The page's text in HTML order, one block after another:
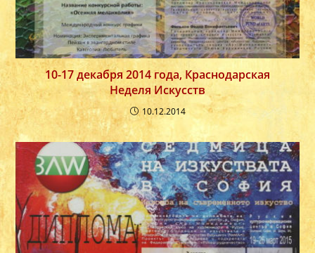
10-17 декабря 2014 года, Краснодарская
Неделя Искусств
10.12.2014